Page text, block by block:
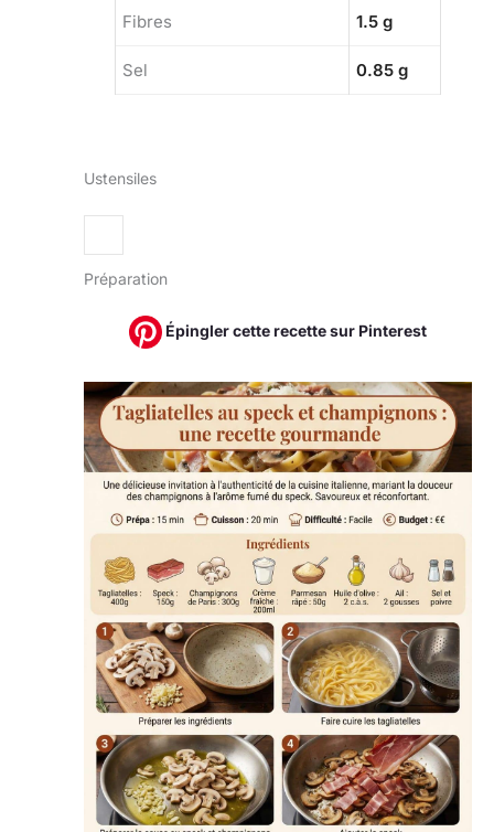
Fibres 1.5 g
Sel 0.85 g
Ustensiles
Préparation
Épingler cette recette sur Pinterest